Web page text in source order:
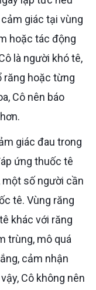
giác tại vùng
hoặc tác động
là người khó tê,
răng hoặc từng
Cô nên báo
ứng thuốc tê
một số người cần
tê. Vùng răng
khác với răng
trùng, mô quá
cảm nhận
Cô không nên